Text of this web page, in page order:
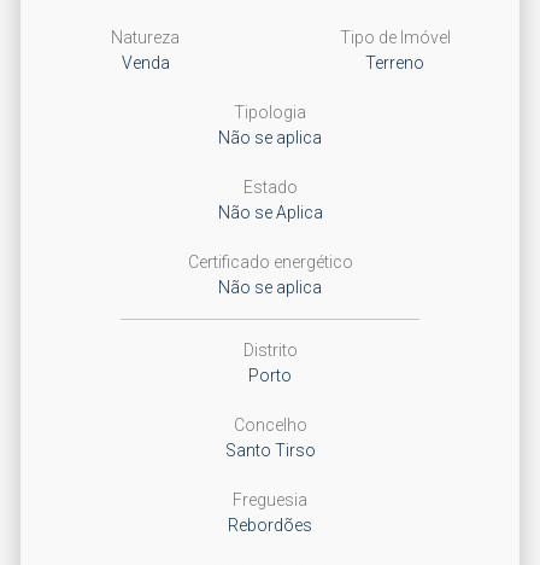
Natureza
Venda
Tipo de Imóvel
Terreno
Tipologia
Não se aplica
Estado
Não se Aplica
Certificado energético
Não se aplica
Distrito
Porto
Concelho
Santo Tirso
Freguesia
Rebordões